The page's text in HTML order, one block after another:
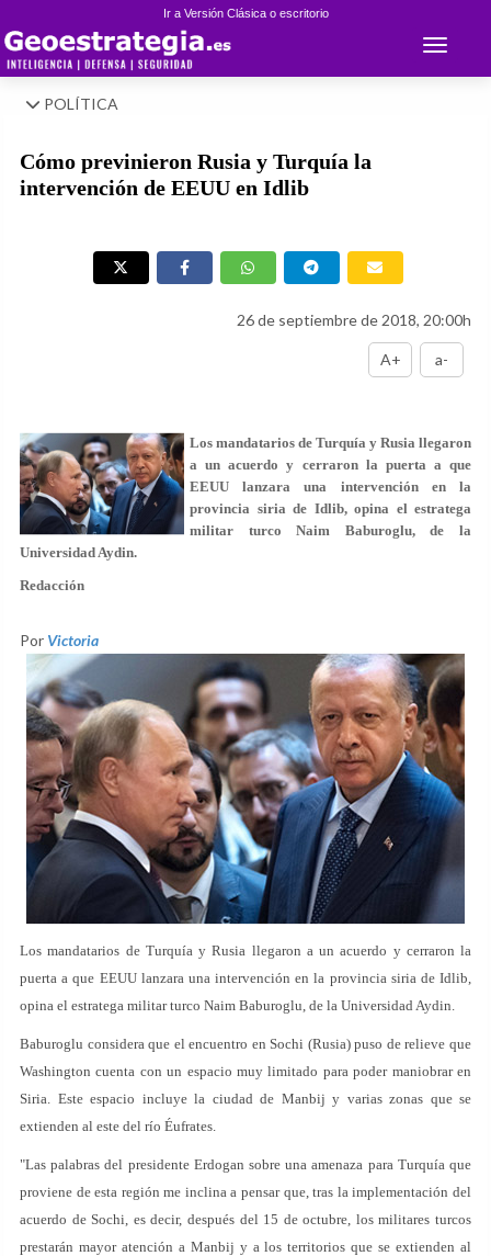
Ir a Versión Clásica o escritorio
Toggle
POLÍTICA
Cómo previnieron Rusia y Turquía la
intervención de EEUU en Idlib
26 de septiembre de 2018, 20:00h
A+ a-
Los mandatarios de Turquía y Rusia llegaron
a un acuerdo y cerraron la puerta a que
EEUU lanzara una intervención en la
provincia siria de Idlib, opina el estratega
militar turco Naim Baburoglu, de la
Universidad Aydin.
Redacción
Por Victoria
Los mandatarios de Turquía y Rusia llegaron a un acuerdo y cerraron la
puerta a que EEUU lanzara una intervención en la provincia siria de Idlib,
opina el estratega militar turco Naim Baburoglu, de la Universidad Aydin.
Baburoglu considera que el encuentro en Sochi (Rusia) puso de relieve que
Washington cuenta con un espacio muy limitado para poder maniobrar en
Siria. Este espacio incluye la ciudad de Manbij y varias zonas que se
extienden al este del río Éufrates.
"Las palabras del presidente Erdogan sobre una amenaza para Turquía que
proviene de esta región me inclina a pensar que, tras la implementación del
acuerdo de Sochi, es decir, después del 15 de octubre, los militares turcos
prestarán mayor atención a Manbij y a los territorios que se extienden al